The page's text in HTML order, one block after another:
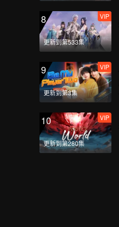
8
更新到第533集
VIP
9
更新到第3集
VIP
10
更新到第280集
VIP